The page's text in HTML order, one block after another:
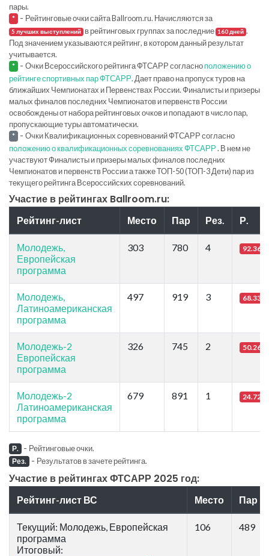
пары.
* - Рейтинговые очки сайта Ballroom.ru. Начисляются за
5 лучших выступлений в рейтинговых группах за последние 160 дней .
Под значением указываются рейтинг, в котором данный результат
учитывается.
* - Очки Всероссийского рейтинга ФТСАРР согласноположению о
рейтинге спортивных пар ФТСАРР. Дает право на пропуск туров на
ближайших Чемпионатах и Первенствах России. Финалисты и призеры
малых финалов последних Чемпионатов и первенств России
освобождены от набора рейтинговых очков и попадают в число пар,
пропускающие туры автоматически.
* - Очки Квалификационных соревнований ФТСАРР согласно
положению о квалификационных соревнованиях ФТСАРР. В нем не
участвуют Финалисты и призеры малых финалов последних
Чемпионатов и первенств России а также ТОП-50 (ТОП-3 Дети) пар из
текущего рейтинга Всероссийских соревнований.
Участие в рейтингах Ballroom.ru:
Рейтинг-лист Место Пар Рез. Р.
Молодежь,
Европейская
программа
303 780 4 92.36
Молодежь,
Латиноамериканская
программа
497 919 3 68.33
Молодежь-2
Европейская
программа
326 745 2 50.26
Молодежь-2
Латиноамериканская
программа
679 891 1 24.72
Р. - Рейтинговые очки.
Рез. - Результатов в зачете рейтинга.
Участие в рейтингах ФТСАРР 2025 год:
Рейтинг-лист ВС Место Пар
Текущий: Молодежь, Европейская
программа
Итоговый:
106 489